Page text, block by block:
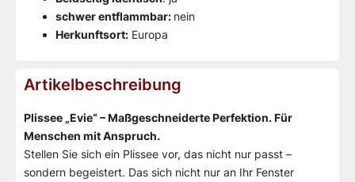
schwer entflammbar: nein
Herkunftsort: Europa
Artikelbeschreibung
Plissee „Evie“ – Maßgeschneiderte Perfektion. Für
Menschen mit Anspruch.
Stellen Sie sich ein Plissee vor, das nicht nur passt –
sondern begeistert. Das sich nicht nur an Ihr Fenster